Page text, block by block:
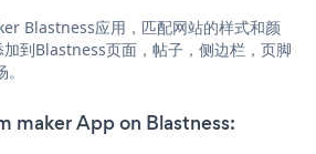
Blastness应用，匹配网站的样式和颜
到Blastness页面，帖子，侧边栏，页脚
maker App on Blastness: